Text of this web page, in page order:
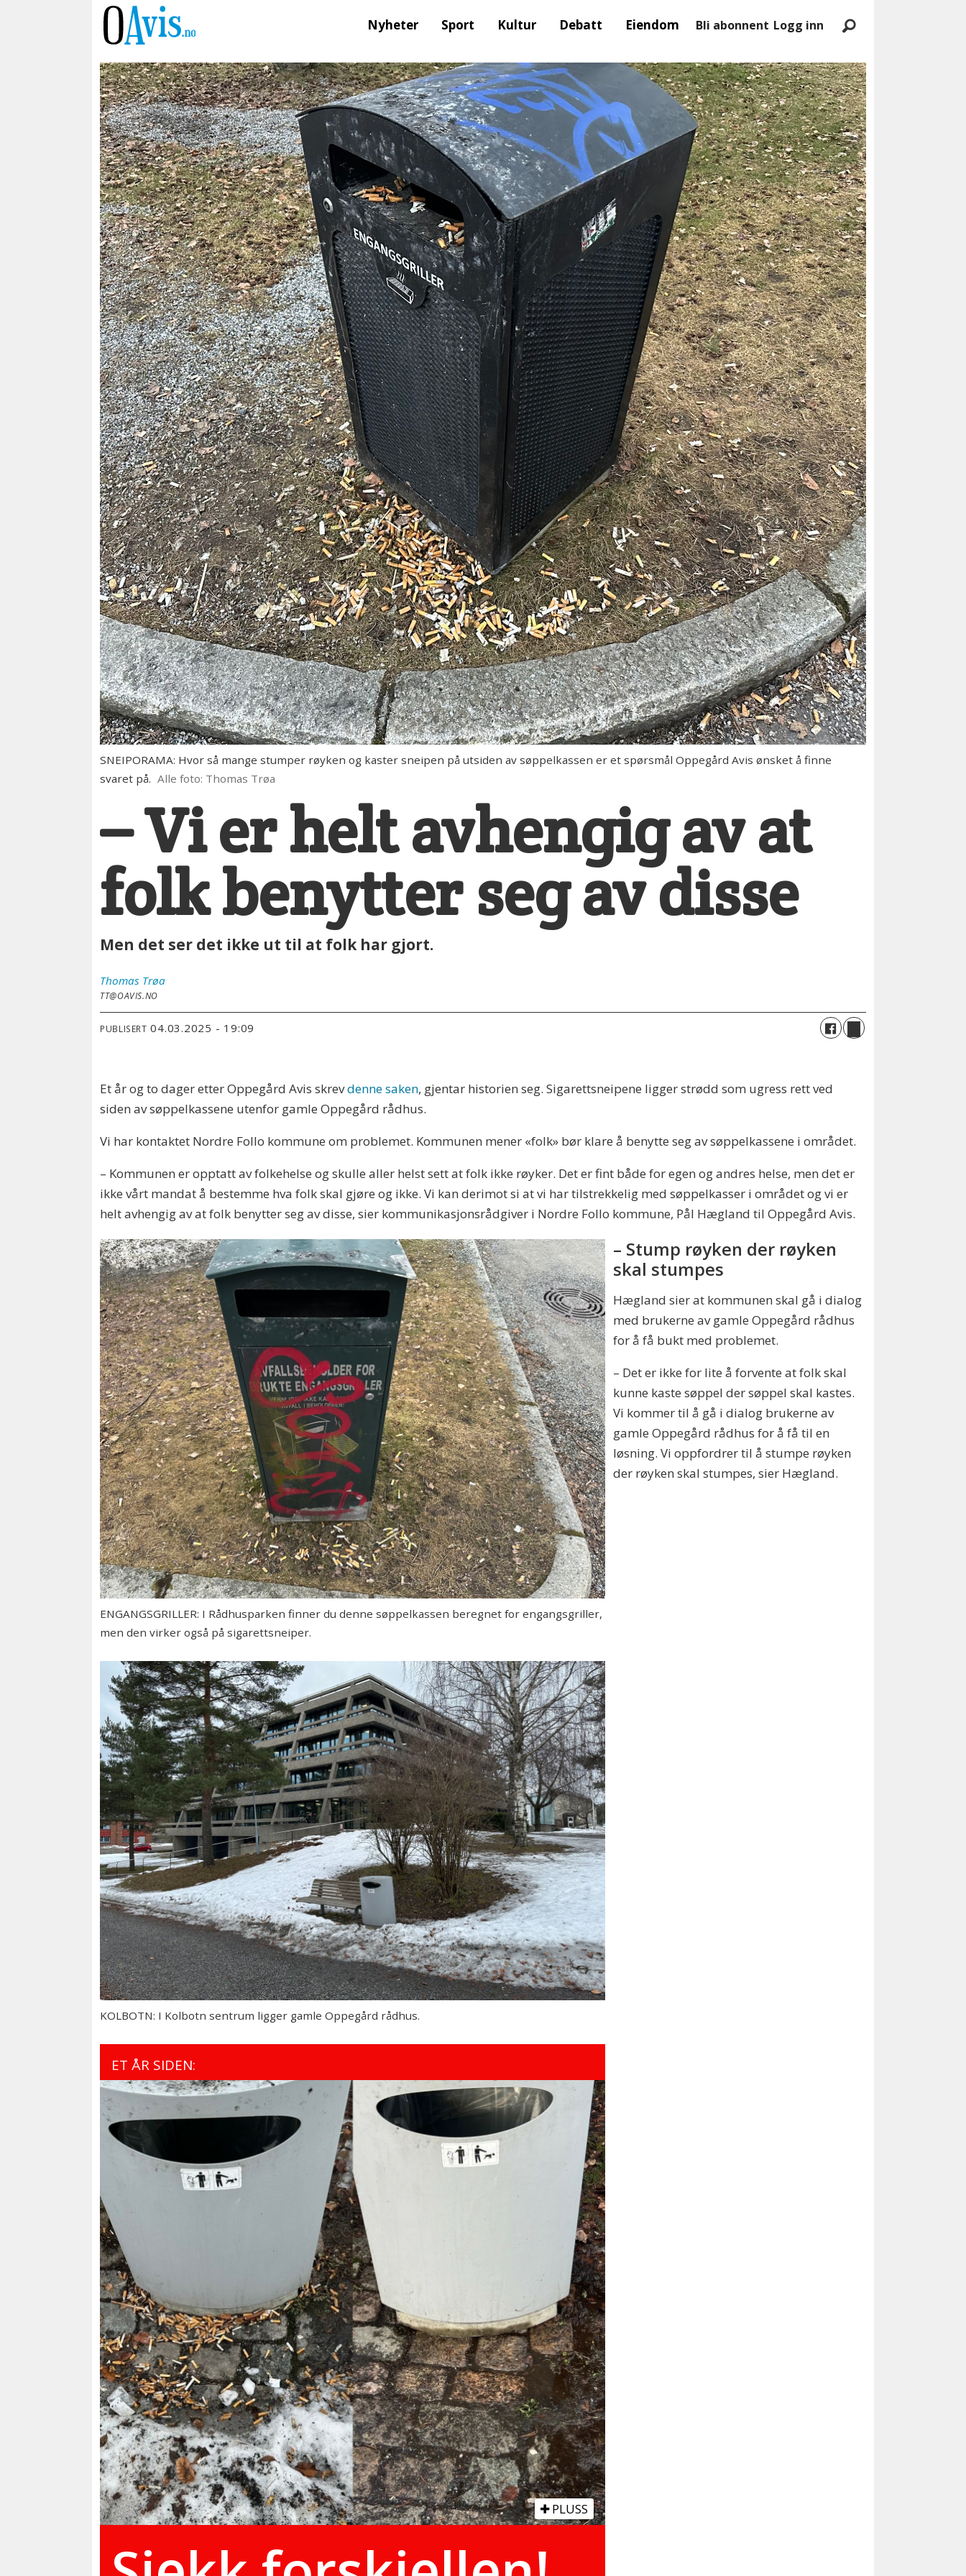
Nyheter Sport Kultur Debatt Eiendom Bli abonnent Logg inn
SNEIPORAMA: Hvor så mange stumper røyken og kaster sneipen på utsiden av søppelkassen er et spørsmål Oppegård Avis ønsket å finne
svaret på. Alle foto: Thomas Trøa
– Vi er helt avhengig av at
folk benytter seg av disse
Men det ser det ikke ut til at folk har gjort.
Thomas Trøa
TT@OAVIS.NO
PUBLISERT 04.03.2025 - 19:09
Et år og to dager etter Oppegård Avis skrevdenne saken, gjentar historien seg. Sigarettsneipene ligger strødd som ugress rett ved
siden av søppelkassene utenfor gamle Oppegård rådhus.
Vi har kontaktet Nordre Follo kommune om problemet. Kommunen mener «folk» bør klare å benytte seg av søppelkassene i området.
– Kommunen er opptatt av folkehelse og skulle aller helst sett at folk ikke røyker. Det er fint både for egen og andres helse, men det er
ikke vårt mandat å bestemme hva folk skal gjøre og ikke. Vi kan derimot si at vi har tilstrekkelig med søppelkasser i området og vi er
helt avhengig av at folk benytter seg av disse, sier kommunikasjonsrådgiver i Nordre Follo kommune, Pål Hægland til Oppegård Avis.
ENGANGSGRILLER: I Rådhusparken finner du denne søppelkassen beregnet for engangsgriller,
men den virker også på sigarettsneiper.
– Stump røyken der røyken
skal stumpes
Hægland sier at kommunen skal gå i dialog
med brukerne av gamle Oppegård rådhus
for å få bukt med problemet.
– Det er ikke for lite å forvente at folk skal
kunne kaste søppel der søppel skal kastes.
Vi kommer til å gå i dialog brukerne av
gamle Oppegård rådhus for å få til en
løsning. Vi oppfordrer til å stumpe røyken
der røyken skal stumpes, sier Hægland.
KOLBOTN: I Kolbotn sentrum ligger gamle Oppegård rådhus.
ET ÅR SIDEN:
PLUSS